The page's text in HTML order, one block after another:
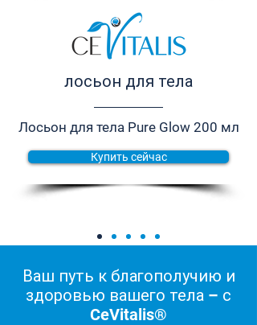
лосьон для тела
Лосьон для тела Pure Glow 200 мл
Купить сейчас
Ваш путь к благополучию и
здоровью вашего тела – с
CeVitalis®